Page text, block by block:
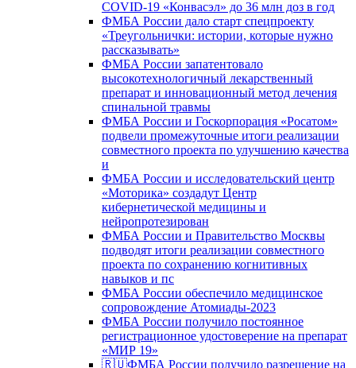
COVID-19 «Конвасэл» до 36 млн доз в год
ФМБА России дало старт спецпроекту
«Треугольнички: истории, которые нужно
рассказывать»
ФМБА России запатентовало
высокотехнологичный лекарственный
препарат и инновационный метод лечения
спинальной травмы
ФМБА России и Госкорпорация «Росатом»
подвели промежуточные итоги реализации
совместного проекта по улучшению качества
и
ФМБА России и исследовательский центр
«Моторика» создадут Центр
кибернетической медицины и
нейропротезирован
ФМБА России и Правительство Москвы
подводят итоги реализации совместного
проекта по сохранению когнитивных
навыков и пс
ФМБА России обеспечило медицинское
сопровождение Атомиады-2023
ФМБА России получило постоянное
регистрационное удостоверение на препарат
«МИР 19»
🇷🇺ФМБА России получило разрешение на